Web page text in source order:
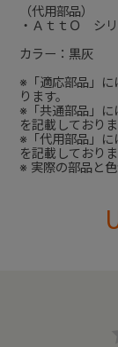
（代用部品）
・ＡｔｔＯ シ
カラー：黒灰
※「適応部品」に
ります。
※「共通部品」に
を記載しておりま
※「代用部品」に
を記載しておりま
※ 実際の部品と